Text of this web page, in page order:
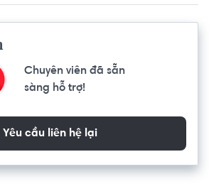
Chuyên viên đã sẵn
sàng hỗ trợ!
Yêu cầu liên hệ lại